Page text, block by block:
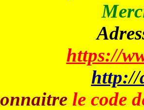
https://
http://
le code